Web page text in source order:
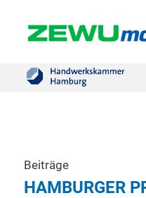
Beiträge
HAMBURGER